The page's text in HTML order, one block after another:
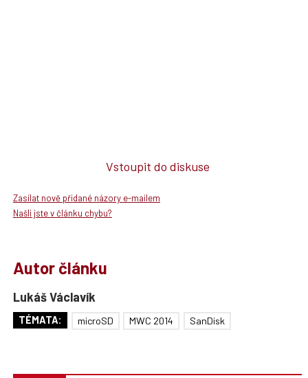
Vstoupit do diskuse
Zasílat nově přidané názory e-mailem
Našli jste v článku chybu?
Autor článku
Lukáš Václavík
TÉMATA: microSD MWC 2014 SanDisk